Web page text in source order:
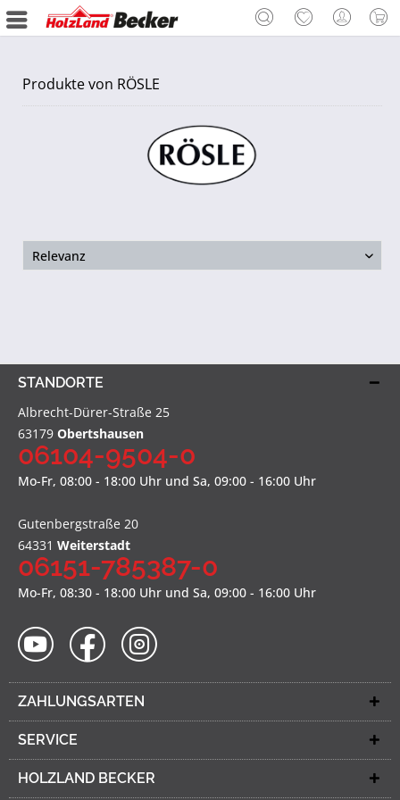
Produkte von RÖSLE
STANDORTE
Albrecht-Dürer-Straße 25
63179 Obertshausen
06104-9504-0
Mo-Fr, 08:00 - 18:00 Uhr und Sa, 09:00 - 16:00 Uhr
Gutenbergstraße 20
64331 Weiterstadt
06151-785387-0
Mo-Fr, 08:30 - 18:00 Uhr und Sa, 09:00 - 16:00 Uhr
ZAHLUNGSARTEN
SERVICE
HOLZLAND BECKER